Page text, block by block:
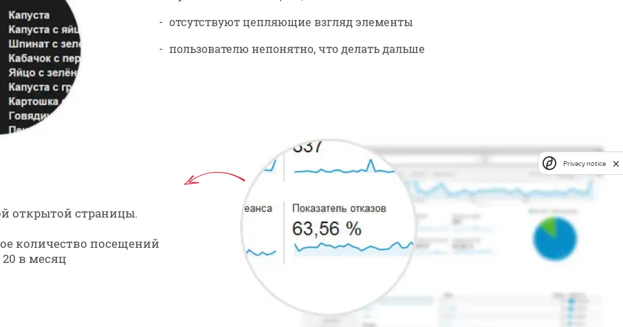
отсутствуют цепляющие взгляд элементы
пользователю непонятно, что делать дальше
открытой страницы.
количество посещений
в месяц
Privacy notice